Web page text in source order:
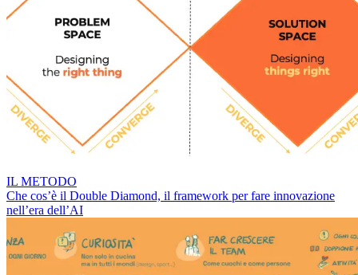
IL METODO
Che cos’è il Double Diamond, il framework per fare innovazione
nell’era dell’AI